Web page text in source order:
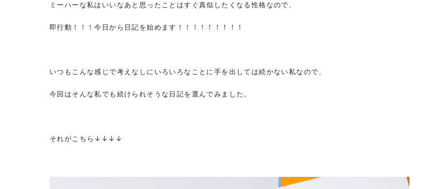
ミーハーな私はいいなあと思ったことはすぐ真似したくなる性格なので、
即行動！！！今日から日記を始めます！！！！！！！！！
いつもこんな感じで考えなしにいろいろなことに手を出しては続かない私なので、
今回はそんな私でも続けられそうな日記を選んでみました。
それがこちら↓↓↓↓